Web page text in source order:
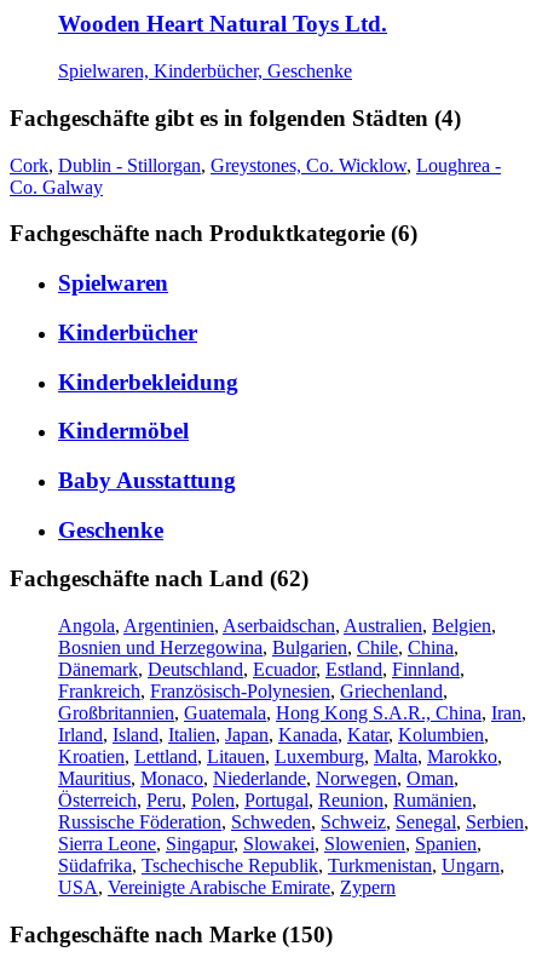
Wooden Heart Natural Toys Ltd.
Spielwaren, Kinderbücher, Geschenke
Fachgeschäfte gibt es in folgenden Städten (4)
Cork, Dublin - Stillorgan, Greystones, Co. Wicklow, Loughrea -
Co. Galway
Fachgeschäfte nach Produktkategorie (6)
Spielwaren
Kinderbücher
Kinderbekleidung
Kindermöbel
Baby Ausstattung
Geschenke
Fachgeschäfte nach Land (62)
Angola, Argentinien, Aserbaidschan, Australien, Belgien,
Bosnien und Herzegowina, Bulgarien, Chile, China,
Dänemark, Deutschland, Ecuador, Estland, Finnland,
Frankreich, Französisch-Polynesien, Griechenland,
Großbritannien, Guatemala, Hong Kong S.A.R., China, Iran,
Irland, Island, Italien, Japan, Kanada, Katar, Kolumbien,
Kroatien, Lettland, Litauen, Luxemburg, Malta, Marokko,
Mauritius, Monaco, Niederlande, Norwegen, Oman,
Österreich, Peru, Polen, Portugal, Reunion, Rumänien,
Russische Föderation, Schweden, Schweiz, Senegal, Serbien,
Sierra Leone, Singapur, Slowakei, Slowenien, Spanien,
Südafrika, Tschechische Republik, Turkmenistan, Ungarn,
USA, Vereinigte Arabische Emirate, Zypern
Fachgeschäfte nach Marke (150)